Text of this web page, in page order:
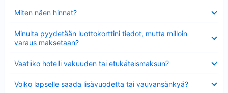
Miten näen hinnat?
Minulta pyydetään luottokorttini tiedot, mutta milloin
varaus maksetaan?
Vaatiiko hotelli vakuuden tai etukäteismaksun?
Voiko lapselle saada lisävuodetta tai vauvansänkyä?